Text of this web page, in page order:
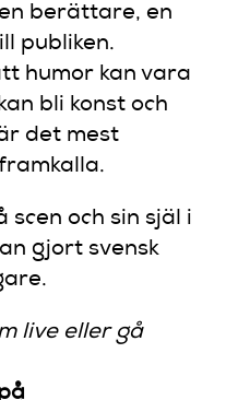
berättare, en
publiken.
humor kan vara
bli konst och
det mest
och sin själ i
gjort svensk
live eller gå